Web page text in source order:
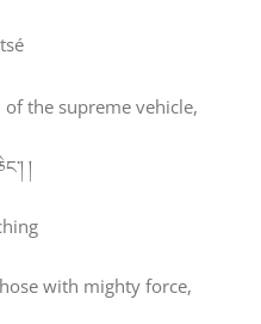
of the supreme vehicle,
།
with mighty force,